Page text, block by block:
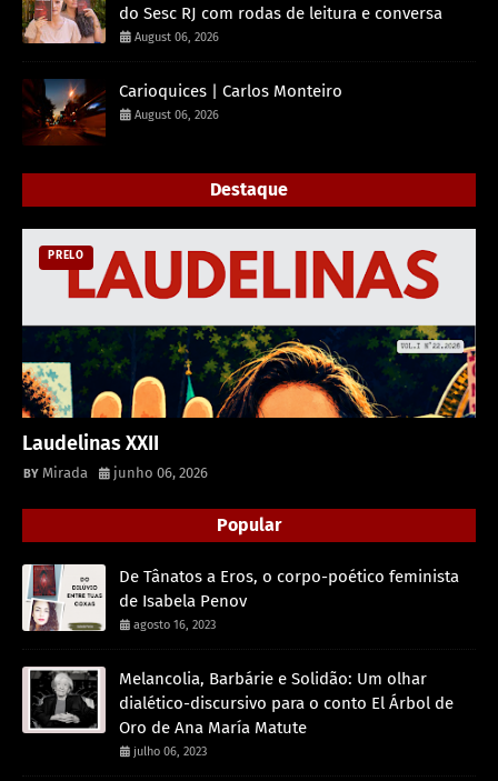
do Sesc RJ com rodas de leitura e conversa
August 06, 2026
Carioquices | Carlos Monteiro
August 06, 2026
Destaque
PRELO
Laudelinas XXII
Mirada junho 06, 2026
Popular
De Tânatos a Eros, o corpo-poético feminista
de Isabela Penov
agosto 16, 2023
Melancolia, Barbárie e Solidão: Um olhar
dialético-discursivo para o conto El Árbol de
Oro de Ana María Matute
julho 06, 2023